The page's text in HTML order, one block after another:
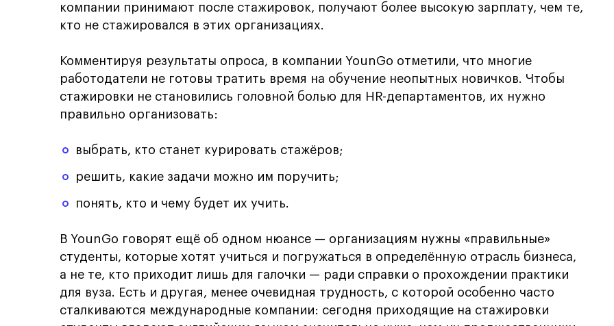
компании принимают после стажировок, получают более высокую зарплату, чем те,
кто не стажировался в этих организациях.
Комментируя результаты опроса, в компании YounGo отметили, что многие
работодатели не готовы тратить время на обучение неопытных новичков. Чтобы
стажировки не становились головной болью для HR-департаментов, их нужно
правильно организовать:
выбрать, кто станет курировать стажёров;
решить, какие задачи можно им поручить;
понять, кто и чему будет их учить.
В YounGo говорят ещё об одном нюансе — организациям нужны «правильные»
студенты, которые хотят учиться и погружаться в определённую отрасль бизнеса,
а не те, кто приходит лишь для галочки — ради справки о прохождении практики
для вуза. Есть и другая, менее очевидная трудность, с которой особенно часто
сталкиваются международные компании: сегодня приходящие на стажировки